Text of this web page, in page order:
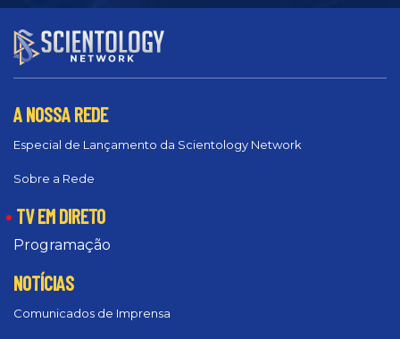
A NOSSA REDE
Especial de Lançamento da Scientology Network
Sobre a Rede
TV EM DIRETO
Programação
NOTÍCIAS
Comunicados de Imprensa